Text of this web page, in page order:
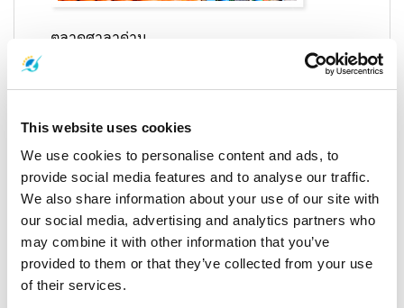
This website uses cookies
We use cookies to personalise content and ads, to
provide social media features and to analyse our traffic.
We also share information about your use of our site with
our social media, advertising and analytics partners who
may combine it with other information that you’ve
provided to them or that they’ve collected from your use
of their services.
ตลาดศาลาด่าน
ประเทศไทยจะไม่ทำให้คุณผิดหวังเมื่อพูดถึงโอกาสใน
การช้อปปิ้ง กล่าวได้ว่าตลาดศาลาด่านนั้นไม่เหมือนที่อื่น
มากเนื่องจากมีร้านค้าและร้านอาหารมากมายที่ให้คุณ
ซื้อได้เกือบทุกอย่างที่คุณต้องการ
ตลาดศาลาด่านตั้งอยู่ใกล้กับเรือเฟอร์รี่มาก แทบทุกคนจะ
สัญจรไปมาในช่วงเวลาเดินทาง และเป็นที่นิยมมากใน
หมู่นักท่องเที่ยว ตลาดมีทุกอย่างตั้งแต่ร้านค้าไปจนถึง
สำนักงานและธนาคาร จะมีอะไรดีไปกว่าการแช่เย็นไป
กับท้องทะเลที่สวยงามเบื้องล่างขณะที่คลื่นซัดไปมา
ต้องทำอย่างแน่นอน